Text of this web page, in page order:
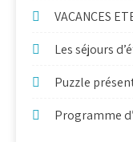
VACANCES
Les séjours
Puzzle
Programme